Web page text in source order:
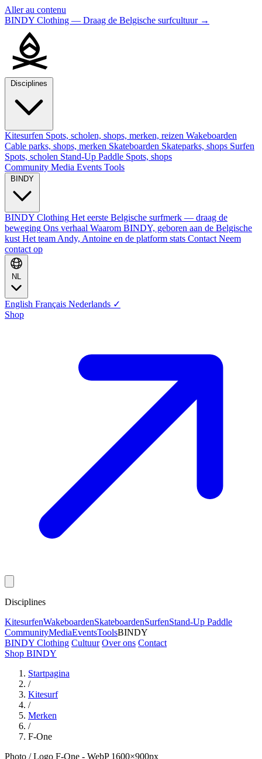
Aller au contenu
BINDY Clothing — Draag de Belgische surfcultuur →
Kitesurfen Spots, scholen, shops, merken, reizen Wakeboarden
Cable parks, shops, merken Skateboarden Skateparks, shops Surfen
Spots, scholen Stand-Up Paddle Spots, shops
Community Media Events Tools
BINDY Clothing Het eerste Belgische surfmerk — draag de
beweging Ons verhaal Waarom BINDY, geboren aan de Belgische
kust Het team Andy, Antoine en de platform stats Contact Neem
contact op
English Français Nederlands ✓
Shop
Disciplines
KitesurfenWakeboardenSkateboardenSurfenStand-Up Paddle
CommunityMediaEventsToolsBINDY
BINDY Clothing Cultuur Over ons Contact
Shop BINDY
Startpagina
/
Kitesurf
/
Merken
/
F-One
Photo / Logo F-One - WebP 1600×900px